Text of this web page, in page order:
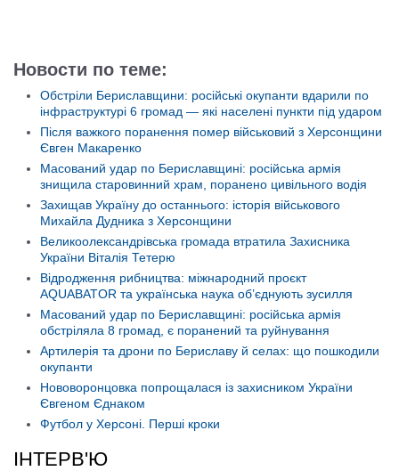
Новости по теме:
Обстріли Бериславщини: російські окупанти вдарили по
інфраструктурі 6 громад — які населені пункти під ударом
Після важкого поранення помер військовий з Херсонщини
Євген Макаренко
Масований удар по Бериславщині: російська армія
знищила старовинний храм, поранено цивільного водія
Захищав Україну до останнього: історія військового
Михайла Дудника з Херсонщини
Великоолександрівська громада втратила Захисника
України Віталія Тетерю
Відродження рибництва: міжнародний проєкт
AQUABATOR та українська наука об’єднують зусилля
Масований удар по Бериславщині: російська армія
обстріляла 8 громад, є поранений та руйнування
Артилерія та дрони по Бериславу й селах: що пошкодили
окупанти
Нововоронцовка попрощалася із захисником України
Євгеном Єднаком
Футбол у Херсоні. Перші кроки
ІНТЕРВ'Ю